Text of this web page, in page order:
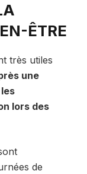
ÊTRE
très utiles
une
les
lors des
de